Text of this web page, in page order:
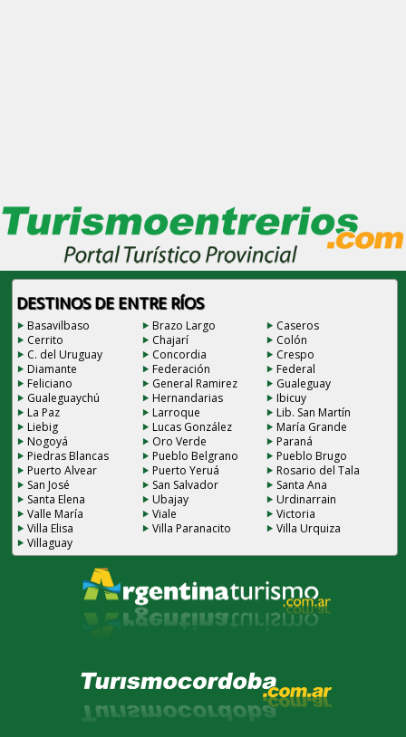
DESTINOS DE ENTRE RÍOS
Basavilbaso Brazo Largo
Caseros
Cerrito
Chajarí
Colón
C. del Uruguay
Concordia
Crespo
Diamante
Federación
Federal
Feliciano
General Ramirez
Gualeguay
Gualeguaychú
Hernandarias
Ibicuy
La Paz
Larroque
Lib. San Martín
Liebig
Lucas González
María Grande
Nogoyá
Oro Verde
Paraná
Piedras Blancas
Pueblo Belgrano
Pueblo Brugo
Puerto Alvear
Puerto Yeruá
Rosario del Tala
San José
San Salvador
Santa Ana
Santa Elena
Ubajay
Urdinarrain
Valle María
Viale
Victoria
Villa Elisa
Villa Paranacito
Villa Urquiza
Villaguay